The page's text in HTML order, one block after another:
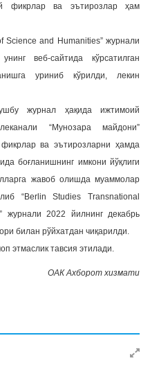
фикрлар ва эътирозлар ҳам
Science and Humanities” журнали
веб-сайтида кўрсатилган
уриниб кўрилди, лекин
журнал ҳақида ижтимоий
“Мунозара майдони”
фикрлар ва эътирозларни ҳамда
боғланишнинг имкони йўқлиги
жавоб олишда муаммолар
“Berlin Studies Transnational
2022 йилнинг декабрь
билан рўйхатдан чиқарилди.
этмаслик тавсия этилади.
ОАК Ахборот хизмати